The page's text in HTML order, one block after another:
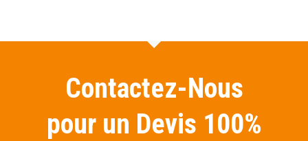
Contactez-Nous
pour un Devis 100%